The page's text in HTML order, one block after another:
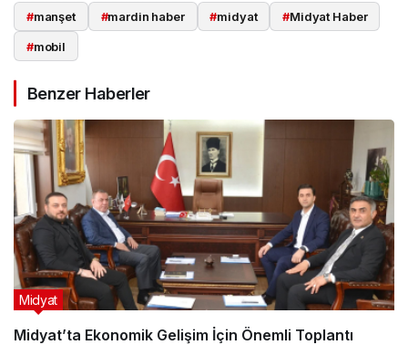
#manşet #mardin haber #midyat #Midyat Haber
#mobil
Benzer Haberler
Midyat’ta Ekonomik Gelişim İçin Önemli Toplantı
Midyat